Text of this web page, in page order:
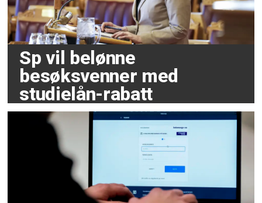
Sp vil belønne
besøksvenner med
studielån-rabatt